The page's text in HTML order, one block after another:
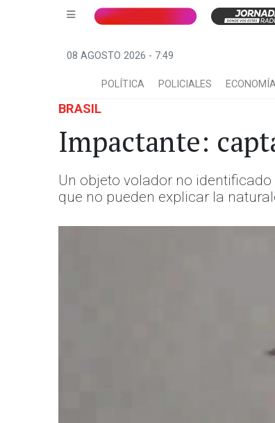
08 AGOSTO 2026 - 7:49
POLÍTICA POLICIALES
BRASIL
Impactante:
Un objeto volador no
que no pueden explicar la